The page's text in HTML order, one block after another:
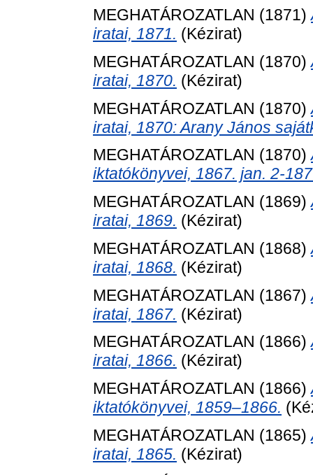
MEGHATÁROZATLAN (1871)
iratai, 1871. (Kézirat)
MEGHATÁROZATLAN (1870)
iratai, 1870. (Kézirat)
MEGHATÁROZATLAN (1870)
iratai, 1870: Arany János
MEGHATÁROZATLAN (1870)
iktatókönyvei, 1867. jan. 2-
MEGHATÁROZATLAN (1869)
iratai, 1869. (Kézirat)
MEGHATÁROZATLAN (1868)
iratai, 1868. (Kézirat)
MEGHATÁROZATLAN (1867)
iratai, 1867. (Kézirat)
MEGHATÁROZATLAN (1866)
iratai, 1866. (Kézirat)
MEGHATÁROZATLAN (1866)
iktatókönyvei, 1859–1866.
MEGHATÁROZATLAN (1865)
iratai, 1865. (Kézirat)